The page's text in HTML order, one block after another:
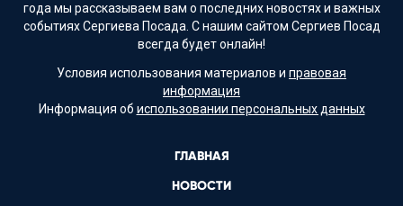
года мы рассказываем вам о последних новостях и важных
событиях Сергиева Посада. С нашим сайтом Сергиев Посад
всегда будет онлайн!
Условия использования материалов и правовая
информация
Информация об использовании персональных данных
ГЛАВНАЯ
НОВОСТИ